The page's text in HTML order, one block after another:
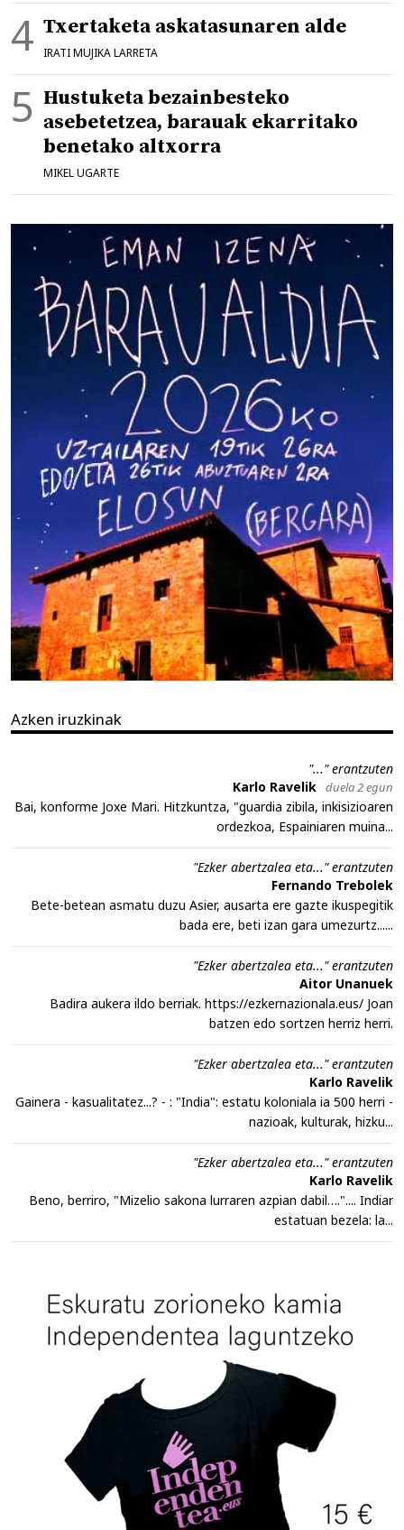
Txertaketa askatasunaren alde
IRATI MUJIKA LARRETA
Hustuketa bezainbesteko
asebetetzea, barauak ekarritako
benetako altxorra
MIKEL UGARTE
Azken iruzkinak
"..." erantzuten
Karlo Ravelik duela 2 egun
Bai, konforme Joxe Mari. Hitzkuntza, "guardia zibila, inkisizioaren
ordezkoa, Espainiaren muina...
"Ezker abertzalea eta..." erantzuten
Fernando Trebolek
Bete-betean asmatu duzu Asier, ausarta ere gazte ikuspegitik
bada ere, beti izan gara umezurtz......
"Ezker abertzalea eta..." erantzuten
Aitor Unanuek
Badira aukera ildo berriak. https://ezkernazionala.eus/ Joan
batzen edo sortzen herriz herri.
"Ezker abertzalea eta..." erantzuten
Karlo Ravelik
Gainera - kasualitatez...? - : "India": estatu koloniala ia 500 herri -
nazioak, kulturak, hizku...
"Ezker abertzalea eta..." erantzuten
Karlo Ravelik
Beno, berriro, "Mizelio sakona lurraren azpian dabil….".... Indiar
estatuan bezela: la...